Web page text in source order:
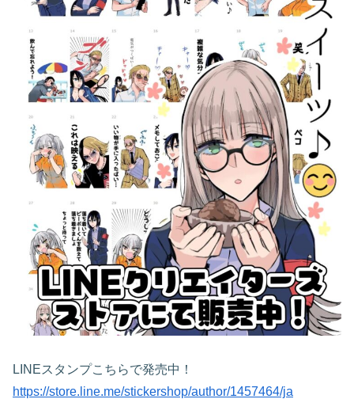
LINEスタンプこちらで発売中！
https://store.line.me/stickershop/author/1457464/ja